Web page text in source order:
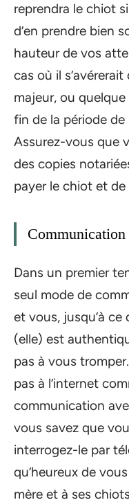
reprendra le chiot
d’en prendre bien
hauteur de vos
cas où il
majeur, ou
fin de la période
Assurez-vous que
des copies
payer le chiot et de
Dans un premier
seul mode de
et vous, jusqu’à ce
(elle) est
pas à vous
pas à l’internet
communication
vous savez que
interrogez-le par
qu’heureux de
mère et à ses